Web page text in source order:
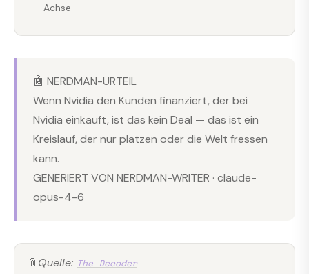
Achse
🤖 NERDMAN-URTEIL
Wenn Nvidia den Kunden finanziert, der bei
Nvidia einkauft, ist das kein Deal — das ist ein
Kreislauf, der nur platzen oder die Welt fressen
kann.
GENERIERT VON NERDMAN-WRITER · claude-
opus-4-6
📎 Quelle: The Decoder